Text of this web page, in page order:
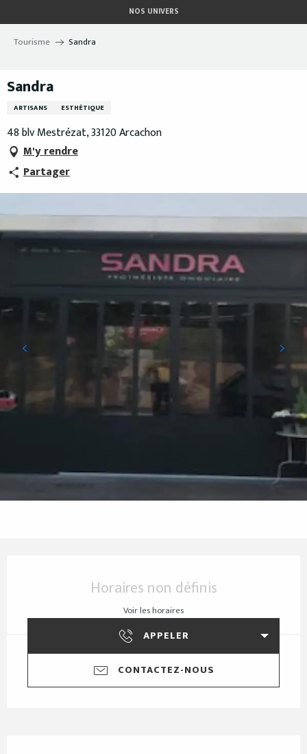
au
contenu
NOS UNIVERS
Tourisme Sandra
Sandra
ARTISANS ESTHÉTIQUE
48 blv Mestrézat, 33120 Arcachon
M'y rendre
Partager
Horaires non définis
Voir les horaires
APPELER
CONTACTEZ-NOUS